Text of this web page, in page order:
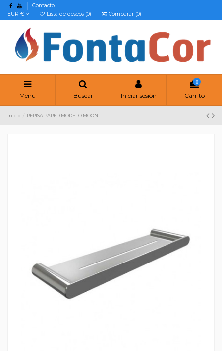
Contacto
EUR €
Lista de deseos (0) Comparar (0)
Menu Buscar Iniciar sesión
0
Carrito
Inicio REPISA PARED MODELO MOON